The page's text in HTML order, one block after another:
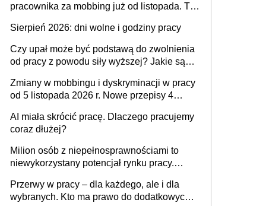
pracownika za mobbing już od listopada. To
zespołu
Sierpień 2026: dni wolne i godziny pracy
Czy upał może być podstawą do zwolnienia
od pracy z powodu siły wyższej? Jakie są
Zmiany w mobbingu i dyskryminacji w pracy
od 5 listopada 2026 r. Nowe przepisy 4
Ustaw
AI miała skrócić pracę. Dlaczego pracujemy
coraz dłużej?
Milion osób z niepełnosprawnościami to
niewykorzystany potencjał rynku pracy.
dofinansowań czy refundacji, ale bariery po
stronie systemu i świadomości
Przerwy w pracy – dla każdego, ale i dla
wybranych. Kto ma prawo do dodatkowych